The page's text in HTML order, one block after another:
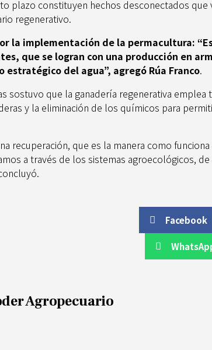
plazo constituyen hechos desconectados que
regenerativo.
la implementación de la permacultura:
que se logran con una producción en
estratégico del agua”, agregó Rúa Franco.
sostuvo que la ganadería regenerativa emplea
y la eliminación de los químicos para
recuperación, que es la manera como
a través de los sistemas agroecológicos,
Facebook
Agropecuario